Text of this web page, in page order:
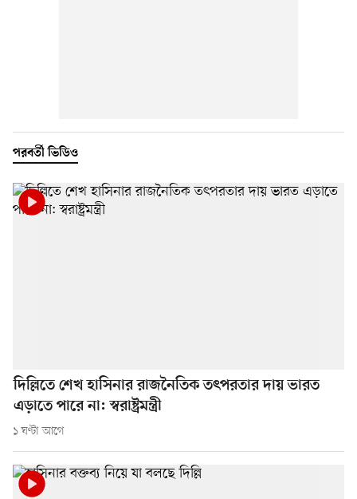
পরবর্তী ভিডিও
দিল্লিতে শেখ হাসিনার রাজনৈতিক তৎপরতার দায় ভারত
এড়াতে পারে না: স্বরাষ্ট্রমন্ত্রী
১ ঘণ্টা আগে